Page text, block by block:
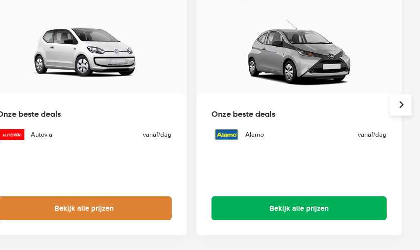
beste deals
Autovia vanaf/dag
Bekijk alle prijzen
Onze beste deals
Alamo vanaf/dag
Bekijk alle prijzen